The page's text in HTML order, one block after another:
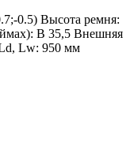
0.5) Высота ремня:
B 35,5 Внешняя
Lw: 950 мм